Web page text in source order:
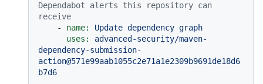
Dependabot alerts this repository can
receive
-
name: Update dependency graph
uses:
advanced-security/maven-
dependency-submission-
action@571e99aab1055c2e71a1e2309b9691de18d6
b7d6